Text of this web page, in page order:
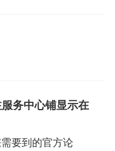
务中心铺显示在
要到的官方论